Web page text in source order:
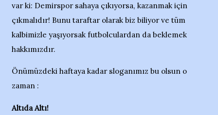
var ki: Demirspor sahaya çıkıyorsa, kazanmak için
çıkmalıdır! Bunu taraftar olarak biz biliyor ve tüm
kalbimizle yaşıyorsak futbolculardan da beklemek
hakkımızdır.
Önümüzdeki haftaya kadar sloganımız bu olsun o
zaman :
Altıda Altı!